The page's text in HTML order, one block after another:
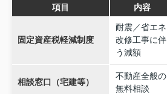
項目 内容
固定資産税軽減制度
耐震／省エネ
改修工事に伴
う減額
相談窓口（宅建等）
不動産全般の
無料相談